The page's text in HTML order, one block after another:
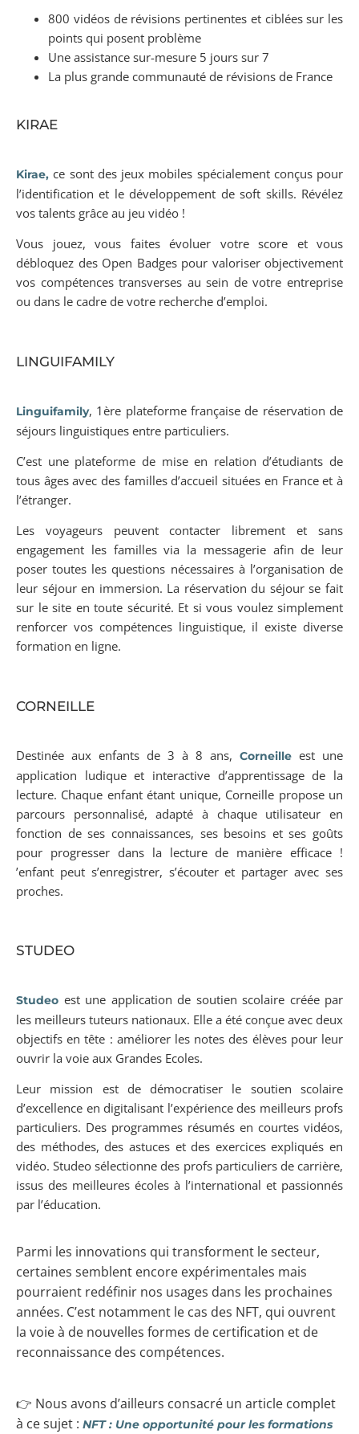
800 vidéos de révisions pertinentes et ciblées sur les
points qui posent problème
Une assistance sur-mesure 5 jours sur 7
La plus grande communauté de révisions de France
KIRAE
Kirae, ce sont des jeux mobiles spécialement conçus pour
l’identification et le développement de soft skills. Révélez
vos talents grâce au jeu vidéo !
Vous jouez, vous faites évoluer votre score et vous
débloquez des Open Badges pour valoriser objectivement
vos compétences transverses au sein de votre entreprise
ou dans le cadre de votre recherche d’emploi.
LINGUIFAMILY
Linguifamily, 1ère plateforme française de réservation de
séjours linguistiques entre particuliers.
C’est une plateforme de mise en relation d’étudiants de
tous âges avec des familles d’accueil situées en France et à
l’étranger.
Les voyageurs peuvent contacter librement et sans
engagement les familles via la messagerie afin de leur
poser toutes les questions nécessaires à l’organisation de
leur séjour en immersion. La réservation du séjour se fait
sur le site en toute sécurité. Et si vous voulez simplement
renforcer vos compétences linguistique, il existe diverse
formation en ligne.
CORNEILLE
Destinée aux enfants de 3 à 8 ans, Corneille est une
application ludique et interactive d’apprentissage de la
lecture. Chaque enfant étant unique, Corneille propose un
parcours personnalisé, adapté à chaque utilisateur en
fonction de ses connaissances, ses besoins et ses goûts
pour progresser dans la lecture de manière efficace !
’enfant peut s’enregistrer, s’écouter et partager avec ses
proches.
STUDEO
Studeo est une application de soutien scolaire créée par
les meilleurs tuteurs nationaux. Elle a été conçue avec deux
objectifs en tête : améliorer les notes des élèves pour leur
ouvrir la voie aux Grandes Ecoles.
Leur mission est de démocratiser le soutien scolaire
d’excellence en digitalisant l’expérience des meilleurs profs
particuliers. Des programmes résumés en courtes vidéos,
des méthodes, des astuces et des exercices expliqués en
vidéo. Studeo sélectionne des profs particuliers de carrière,
issus des meilleures écoles à l’international et passionnés
par l’éducation.
Parmi les innovations qui transforment le secteur,
certaines semblent encore expérimentales mais
pourraient redéfinir nos usages dans les prochaines
années. C’est notamment le cas des NFT, qui ouvrent
la voie à de nouvelles formes de certification et de
reconnaissance des compétences.
👉 Nous avons d’ailleurs consacré un article complet
à ce sujet : NFT : Une opportunité pour les formations